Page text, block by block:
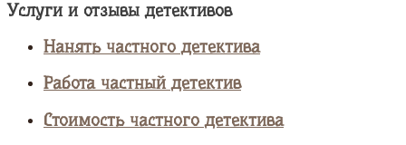
Услуги и отзывы детективов
Нанять частного детектива
Работа частный детектив
Стоимость частного детектива